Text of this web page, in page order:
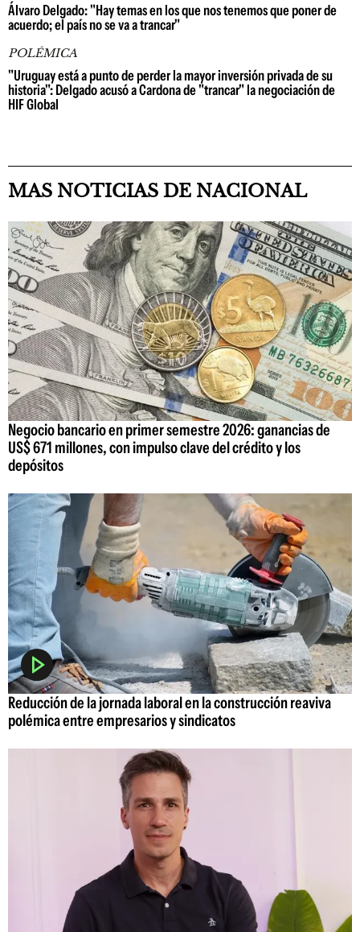
Álvaro Delgado: "Hay temas en los que nos tenemos que poner de
acuerdo; el país no se va a trancar"
POLÉMICA
"Uruguay está a punto de perder la mayor inversión privada de su
historia": Delgado acusó a Cardona de "trancar" la negociación de
HIF Global
MAS NOTICIAS DE NACIONAL
Negocio bancario en primer semestre 2026: ganancias de
US$ 671 millones, con impulso clave del crédito y los
depósitos
Reducción de la jornada laboral en la construcción reaviva
polémica entre empresarios y sindicatos